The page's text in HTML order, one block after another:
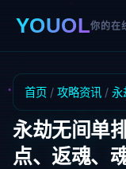
YOUOL你的在
首页 / 攻略资讯 / 永
永劫无间单
点、返魂、